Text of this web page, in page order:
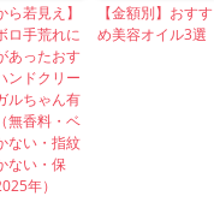
ら若見え】
ロ手荒れに
あったおす
ンドクリー
ルちゃん有
無香料・ベ
ない・指紋
ない・保
年）
【金額別】おすす
め美容オイル3選